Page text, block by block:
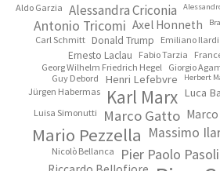
Aldo Garzia Alessandra Criconia
Antonio Tricomi Axel Honneth
Carl Schmitt Donald Trump Emiliano Ilardi
Ernesto Laclau Fabio Tarzia
Georg Wilhelm Friedrich Hegel
Giorgio
Guy Debord
Henri Lefebvre Herbert
Jürgen Habermas Karl Marx Luca
Luisa Simonutti Marco Gatto
Mario Pezzella Massimo
Nicolò Bellanca Pier Paolo